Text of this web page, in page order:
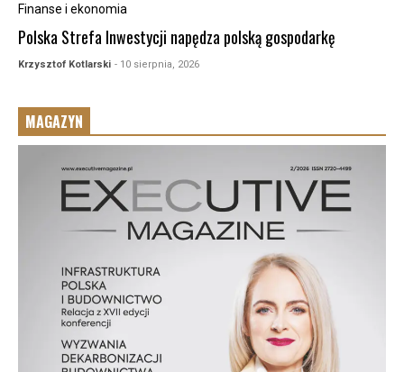
Finanse i ekonomia
Polska Strefa Inwestycji napędza polską gospodarkę
Krzysztof Kotlarski - 10 sierpnia, 2026
MAGAZYN